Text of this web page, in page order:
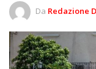
Da Redazione